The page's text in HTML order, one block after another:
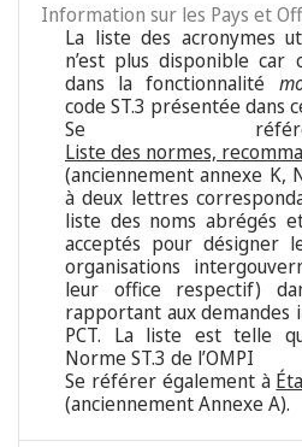
Information sur les Pays et
La liste des acronymes
n’est plus disponible
dans la fonctionnalité
code ST.3 présentée dans
Se
Liste des normes,
(anciennement annexe K,
à deux lettres
liste des noms abrégés
acceptés pour désigner
organisations
leur office respectif)
rapportant aux demandes
PCT. La liste est telle
Norme ST.3 de l’OMPI
Se référer également à
(anciennement Annexe A).